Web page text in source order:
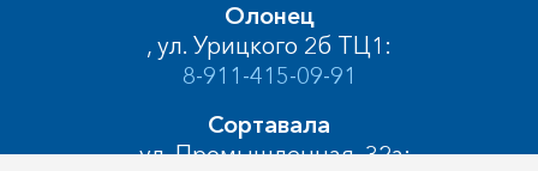
Олонец
, ул. Урицкого 2б ТЦ1:
8-911-415-09-91
Сортавала
, ул. Промышленная, 32а: